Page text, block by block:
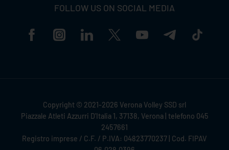
FOLLOW US ON SOCIAL MEDIA
Copyright © 2021-2026 Verona Volley SSD srl
Piazzale Atleti Azzurri D'Italia 1, 37138, Verona | telefono 045
2457661
Registro imprese / C.F. / P.IVA: 04823770237 | Cod. FIPAV